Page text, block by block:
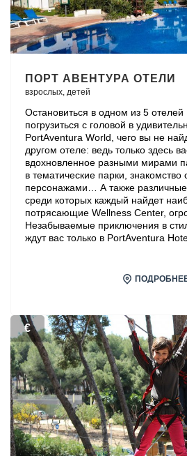
ПОРТ АВЕНТУРА ОТЕЛИ
взрослых, детей
Остановиться в одном из 5 отелей
погрузиться с головой в
PortAventura World, чего вы не
другом отеле: ведь только здесь
вдохновленное разными мирами
в тематические парки,
персонажами… А также различные
среди которых каждый найдет
потрясающие Wellness Center,
Незабываемые приключения в
ждут вас только в PortAventura
€